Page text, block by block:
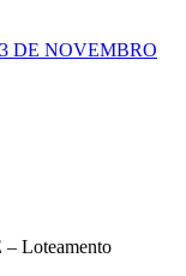
DE NOVEMBRO
– Loteamento